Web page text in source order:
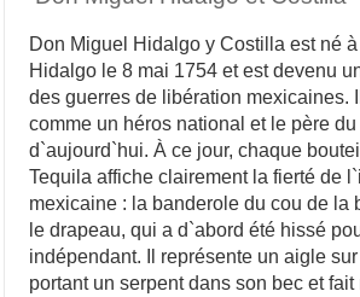
Don Miguel Hidalgo y Costilla est né
Hidalgo le 8 mai 1754 et est devenu
des guerres de libération mexicaines.
comme un héros national et le père
d`aujourd`hui. À ce jour, chaque
Tequila affiche clairement la fierté de
mexicaine : la banderole du cou de la
le drapeau, qui a d`abord été hissé
indépendant. Il représente un aigle
portant un serpent dans son bec et